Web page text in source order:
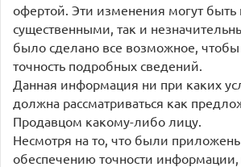
офертой. Эти изменения могут быть
существенными, так и
было сделано все возможное, чтобы
точность подробных сведений.
Данная информация ни при каких
должна рассматриваться как
Продавцом какому-либо лицу.
Несмотря на то, что были
обеспечению точности информации,